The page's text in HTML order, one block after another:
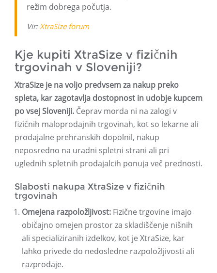
režim dobrega počutja.
Vir:XtraSize forum
Kje kupiti XtraSize v fizičnih
trgovinah v Sloveniji?
XtraSize je na voljo predvsem za nakup preko
spleta, kar zagotavlja dostopnost in udobje kupcem
po vsej Sloveniji. Čeprav morda ni na zalogi v
fizičnih maloprodajnih trgovinah, kot so lekarne ali
prodajalne prehranskih dopolnil, nakup
neposredno na uradni spletni strani ali pri
uglednih spletnih prodajalcih ponuja več prednosti.
Slabosti nakupa XtraSize v fizičnih
trgovinah
Omejena razpoložljivost: Fizične trgovine imajo
običajno omejen prostor za skladiščenje nišnih
ali specializiranih izdelkov, kot je XtraSize, kar
lahko privede do nedosledne razpoložljivosti ali
razprodaje.